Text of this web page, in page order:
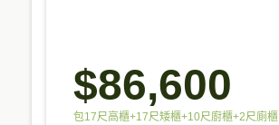
$86,600
包17尺高櫃+17尺矮櫃+10尺廚櫃+2尺廁櫃